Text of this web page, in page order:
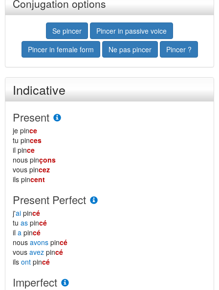
Conjugation options
Se pincer
Pincer in passive voice
Pincer in female form
Ne pas pincer Pincer ?
Indicative
Present
je pince
tu pinces
il pince
nous pinçons
vous pincez
ils pincent
Present Perfect
j'ai pincé
tu as pincé
il a pincé
nous avons pincé
vous avez pincé
ils ont pincé
Imperfect